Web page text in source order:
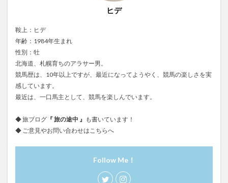
ヒデ
鞍上：ヒデ
年齢：1984年生まれ
性別：牡
北海道、札幌育ちのアラサー男。
競馬歴は、10年以上ですが、最近になってようやく、競馬の楽しさを実
感しています。
最近は、一口馬主として、競馬を楽しんでいます。
◆ 旅ブログ 『旅の途中 』 も書いています！
◆ ご意見やお問い合わせはこちらへ
Follow Me！